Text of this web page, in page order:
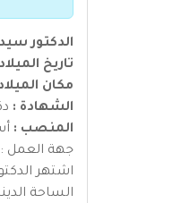
الدكتور
تاريخ الميلاد
مكان
الشهادة :
المنصب :
جهة العمل :
اشتهر
الساحة